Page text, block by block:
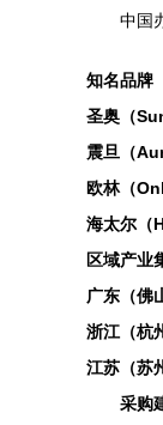
中国
知名品牌
圣奥（
震旦（
欧林（
海太尔（
区域产业
广东（佛
浙江（杭
江苏（苏
采购